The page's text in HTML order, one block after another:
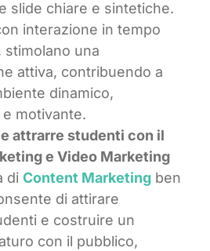
slide chiare e sintetiche.
interazione in tempo
stimolano una
attiva, contribuendo a
dinamico,
motivante.
attrarre studenti con il
e Video Marketing
di Content Marketing ben
di attirare
e costruire un
con il pubblico,